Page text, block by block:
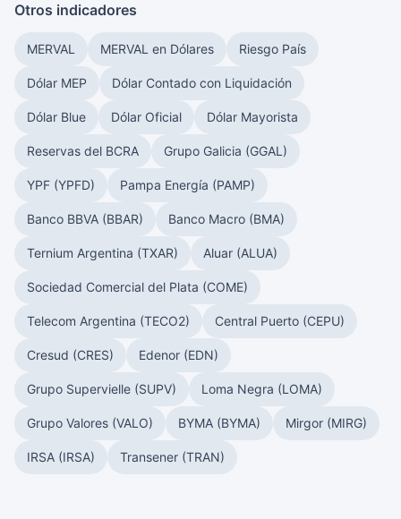
Otros indicadores
MERVAL MERVAL en Dólares Riesgo País
Dólar MEP Dólar Contado con Liquidación
Dólar Blue Dólar Oficial Dólar Mayorista
Reservas del BCRA Grupo Galicia (GGAL)
YPF (YPFD) Pampa Energía (PAMP)
Banco BBVA (BBAR) Banco Macro (BMA)
Ternium Argentina (TXAR) Aluar (ALUA)
Sociedad Comercial del Plata (COME)
Telecom Argentina (TECO2) Central Puerto (CEPU)
Cresud (CRES) Edenor (EDN)
Grupo Supervielle (SUPV) Loma Negra (LOMA)
Grupo Valores (VALO) BYMA (BYMA) Mirgor (MIRG)
IRSA (IRSA) Transener (TRAN)